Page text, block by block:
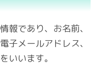
報であり、お名前、
子メールアドレス、
いいます。